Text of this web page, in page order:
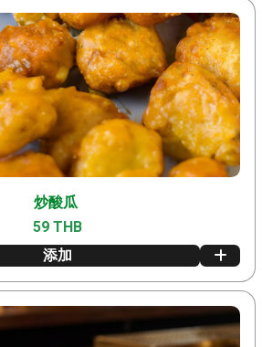
炒酸瓜
59 THB
添加